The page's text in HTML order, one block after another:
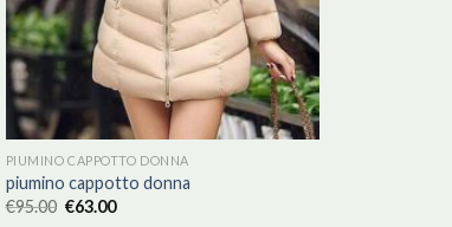
PIUMINO CAPPOTTO DONNA
piumino cappotto donna
€95.00 €63.00